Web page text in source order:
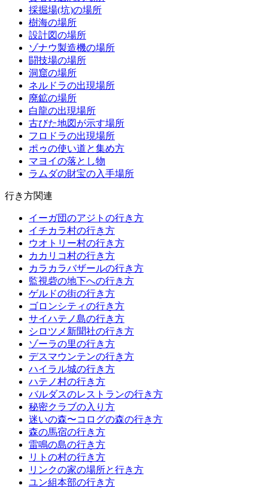
採掘場(坑)の場所
樹海の場所
設計図の場所
ゾナウ製造機の場所
闘技場の場所
洞窟の場所
ネルドラの出現場所
廃鉱の場所
白龍の出現場所
古びた地図が示す場所
フロドラの出現場所
ポゥの使い道と集め方
マヨイの落とし物
ラムダの財宝の入手場所
行き方関連
イーガ団のアジトの行き方
イチカラ村の行き方
ウオトリー村の行き方
カカリコ村の行き方
カラカラバザールの行き方
監視砦の地下への行き方
ゲルドの街の行き方
ゴロンシティの行き方
サイハテノ島の行き方
シロツメ新聞社の行き方
ゾーラの里の行き方
デスマウンテンの行き方
ハイラル城の行き方
ハテノ村の行き方
バルダスのレストランの行き方
秘密クラブの入り方
迷いの森〜コログの森の行き方
森の馬宿の行き方
雷鳴の島の行き方
リトの村の行き方
リンクの家の場所と行き方
ユン組本部の行き方